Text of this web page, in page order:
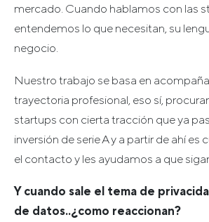
mercado. Cuando hablamos con las
entendemos lo que necesitan, su
negocio.
Nuestro trabajo se basa en
trayectoria profesional, eso sí,
startups con cierta tracción que ya
inversión de serie A y a partir de ahí es
el contacto y les ayudamos a que
Y cuando sale el tema de
de datos..¿como reaccionan?